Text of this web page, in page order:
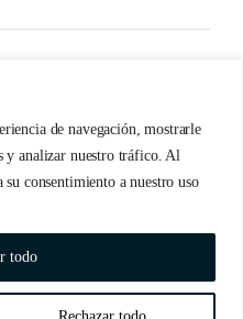
de navegación, mostrarle
y analizar nuestro tráfico. Al
consentimiento a nuestro uso
Rechazar todo
todo